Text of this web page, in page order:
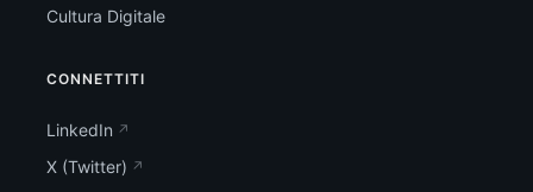
Cultura Digitale
CONNETTITI
LinkedIn
X (Twitter)